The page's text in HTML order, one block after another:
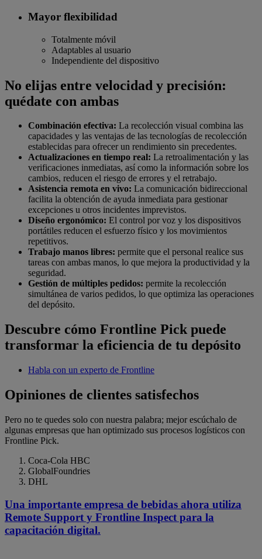
Mayor flexibilidad
Totalmente móvil
Adaptables al usuario
Independiente del dispositivo
No elijas entre velocidad y precisión:
quédate con ambas
Combinación efectiva: La recolección visual combina las
capacidades y las ventajas de las tecnologías de recolección
establecidas para ofrecer un rendimiento sin precedentes.
Actualizaciones en tiempo real: La retroalimentación y las
verificaciones inmediatas, así como la información sobre los
cambios, reducen el riesgo de errores y el retrabajo.
Asistencia remota en vivo: La comunicación bidireccional
facilita la obtención de ayuda inmediata para gestionar
excepciones u otros incidentes imprevistos.
Diseño ergonómico: El control por voz y los dispositivos
portátiles reducen el esfuerzo físico y los movimientos
repetitivos.
Trabajo manos libres: permite que el personal realice sus
tareas con ambas manos, lo que mejora la productividad y la
seguridad.
Gestión de múltiples pedidos: permite la recolección
simultánea de varios pedidos, lo que optimiza las operaciones
del depósito.
Descubre cómo Frontline Pick puede
transformar la eficiencia de tu depósito
Habla con un experto de Frontline
Opiniones de clientes satisfechos
Pero no te quedes solo con nuestra palabra; mejor escúchalo de
algunas empresas que han optimizado sus procesos logísticos con
Frontline Pick.
Coca-Cola HBC
GlobalFoundries
DHL
Una importante empresa de bebidas ahora utiliza
Remote Support y Frontline Inspect para la
capacitación digital.